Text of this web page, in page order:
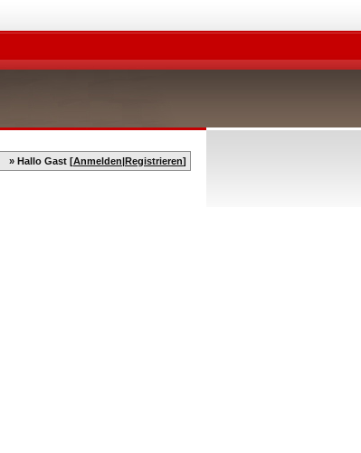
» Hallo Gast [Anmelden|Registrieren]